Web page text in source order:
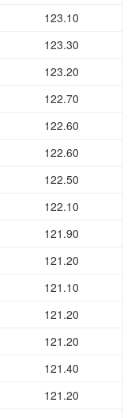
123.10
123.30
123.20
122.70
122.60
122.60
122.50
122.10
121.90
121.20
121.10
121.20
121.20
121.40
121.20